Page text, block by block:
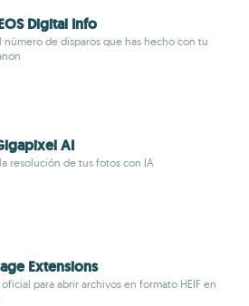
Digital Info
número de disparos que has hecho con tu
AI
resolución de tus fotos con IA
Extensions
para abrir archivos en formato HEIF en